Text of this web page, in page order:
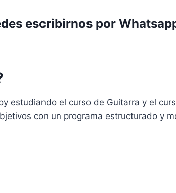
escribirnos por
estudiando el curso de Guitarra y el
con un programa estructurado y